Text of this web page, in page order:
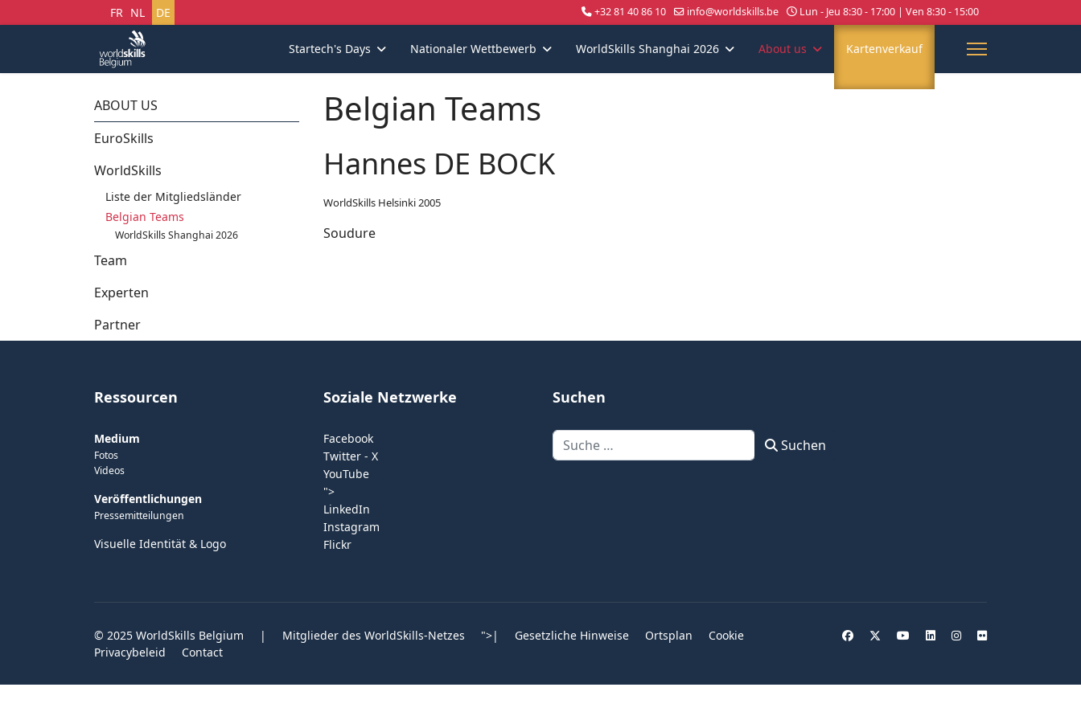
Sprache auswählen
FR NL DE +32 81 40 86 10 info@worldskills.be Lun - Jeu 8:30 - 17:00 | Ven 8:30 - 15:00
Startech's Days Nationaler Wettbewerb WorldSkills Shanghai 2026 About us Kartenverkauf
ABOUT US
EuroSkills
WorldSkills
Liste der Mitgliedsländer
Belgian Teams
WorldSkills Shanghai 2026
Team
Experten
Partner
Belgian Teams
Hannes DE BOCK
WorldSkills Helsinki 2005
Soudure
Ressourcen
Medium
Fotos
Videos
Veröffentlichungen
Pressemitteilungen
Visuelle Identität & Logo
Soziale Netzwerke
Facebook
Twitter - X
YouTube
">
LinkedIn
Instagram
Flickr
Suchen
Suchen Suchen
© 2025 WorldSkills Belgium | Mitglieder des WorldSkills-Netzes ">| Gesetzliche Hinweise Ortsplan
Cookie
Privacybeleid
Contact